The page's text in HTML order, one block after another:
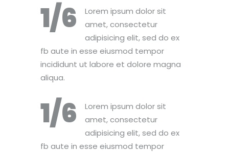
1/6
Lorem ipsum dolor sit
amet, consectetur
adipisicing elit, sed do ex
fb aute in esse eiusmod tempor
incididunt ut labore et dolore magna
aliqua.
1/6
Lorem ipsum dolor sit
amet, consectetur
adipisicing elit, sed do ex
fb aute in esse eiusmod tempor